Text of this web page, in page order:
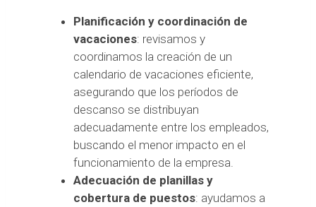
Planificación y coordinación de
vacaciones: revisamos y
coordinamos la creación de un
calendario de vacaciones eficiente,
asegurando que los períodos de
descanso se distribuyan
adecuadamente entre los empleados,
buscando el menor impacto en el
funcionamiento de la empresa.
Adecuación de planillas y
cobertura de puestos: ayudamos a